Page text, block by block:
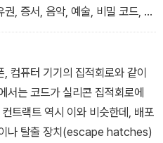
, 증서, 음악, 예술, 비밀 코드, 회
일어나는 일상 활동에서 비롯되
션 레코드는 블록체인 프로토콜
세 정보도 아우른다.
컴퓨터 기기의 집적회로와 같이
서는 코드가 실리콘 집적회로에
트랙트 역시 이와 비슷한데, 배포
나 탈출 장치(escape hatches)